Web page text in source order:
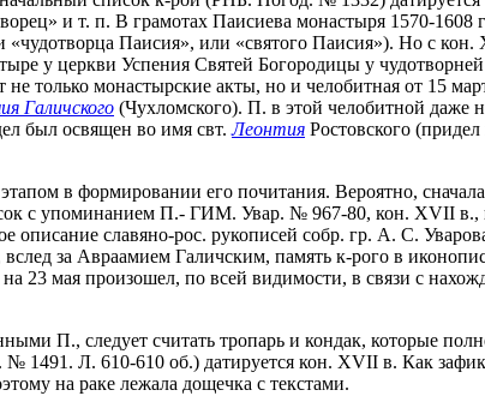
и т. п. В грамотах Паисиева монастыря 1570-
Паисия», или «святого Паисия»). Но с
у церкви Успения Святей Богородицы у
только монастырские акты, но и челобитная от 15
Галичского (Чухломского). П. в этой челобитной даже
был освящен во имя свт.Леонтия Ростовского
в формировании его почитания. Вероятно,
с упоминанием П.- ГИМ. Увар. № 967-80, кон. XVII
описание славяно-рос. рукописей собр. гр. А. С.
за Авраамием Галичским, память к-рого в
23 мая произошел, по всей видимости, в связи с
П., следует считать тропарь и кондак, которые
1491. Л. 610-610 об.) датируется кон. XVII в. Как
на раке лежала дощечка с текстами.